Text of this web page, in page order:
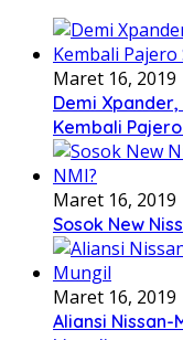
Maret 16, 2019
Demi
Kembali
Maret 16, 2019
Sosok New
Maret 16, 2019
Aliansi Nissan-